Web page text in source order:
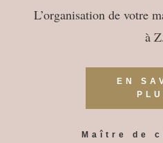
L’organisation de votre
à Z.
EN
Maître de